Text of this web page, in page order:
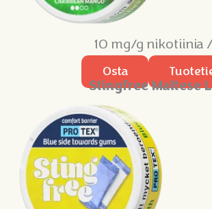
10 mg/g nikotiinia
Osta
Stingfree Maltese